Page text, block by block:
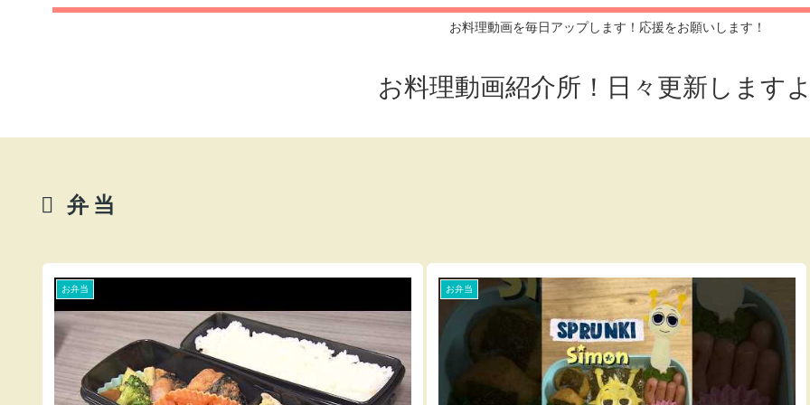
お料理動画を毎日アップします！応援をお願いします！
お料理動画紹介所！日々更新します
弁当
お弁当 お弁当